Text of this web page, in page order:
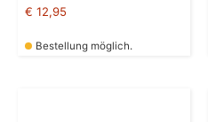
€ 12,95
Bestellung möglich.